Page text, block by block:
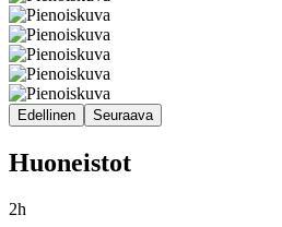
Edellinen Seuraava
Huoneistot
2h